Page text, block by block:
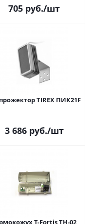
705 руб./шт
TIREX ПИК21F
3 686руб./шт
T-Fortis TH-02